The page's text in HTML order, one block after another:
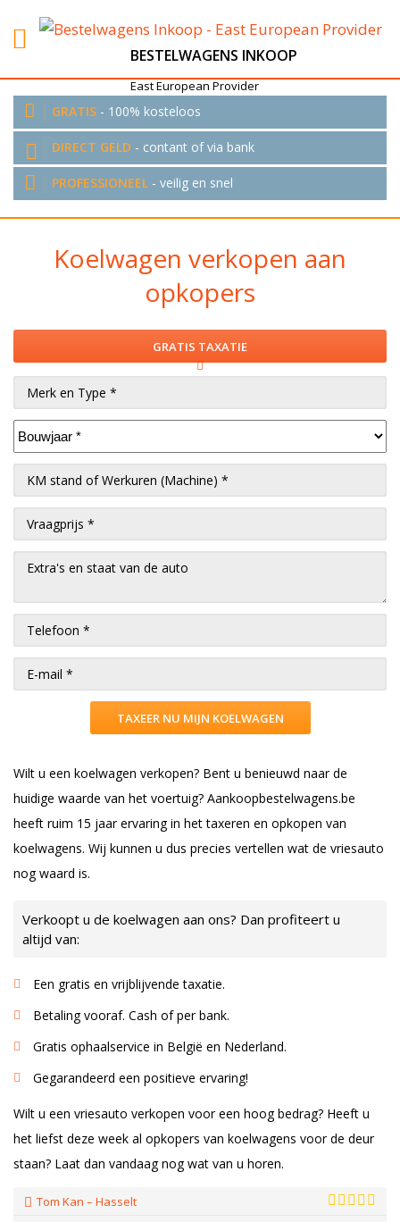
BESTELWAGENS INKOOP
East European Provider
GRATIS - 100% kosteloos
DIRECT GELD - contant of via bank
PROFESSIONEEL - veilig en snel
Koelwagen verkopen aan
opkopers
GRATIS TAXATIE
Wilt u een koelwagen verkopen? Bent u benieuwd naar de
huidige waarde van het voertuig? Aankoopbestelwagens.be
heeft ruim 15 jaar ervaring in het taxeren en opkopen van
koelwagens. Wij kunnen u dus precies vertellen wat de vriesauto
nog waard is.
Verkoopt u de koelwagen aan ons? Dan profiteert u
altijd van:
Een gratis en vrijblijvende taxatie.
Betaling vooraf. Cash of per bank.
Gratis ophaalservice in België en Nederland.
Gegarandeerd een positieve ervaring!
Wilt u een vriesauto verkopen voor een hoog bedrag? Heeft u
het liefst deze week al opkopers van koelwagens voor de deur
staan? Laat dan vandaag nog wat van u horen.
Tom Kan – Hasselt